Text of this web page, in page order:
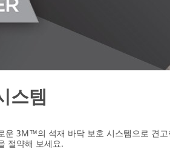
스템
운 3M™의 석재 바닥 보호 시스템으로 견
절약해 보세요.